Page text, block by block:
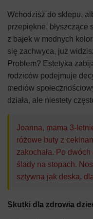
Wchodzisz do sklepu,
przepiękne, błyszczące
z bajek w modnych
się zachwyca, już
Problem? Estetyka
rodziców podejmuje
mediów
działa, ale niestety
Joanna, mama 3-
różowe buty z
zakochała. Po
ślady na stopach.
sztywna jak deska,
Skutki dla zdrowia